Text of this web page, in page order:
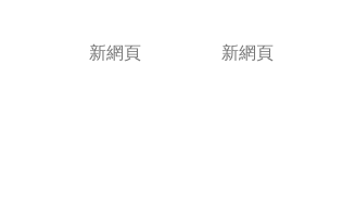
新網頁 新網頁